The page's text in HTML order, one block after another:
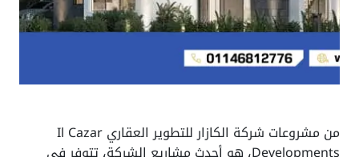
من مشروعات شركة الكازار للتطوير العقاري Il Cazar